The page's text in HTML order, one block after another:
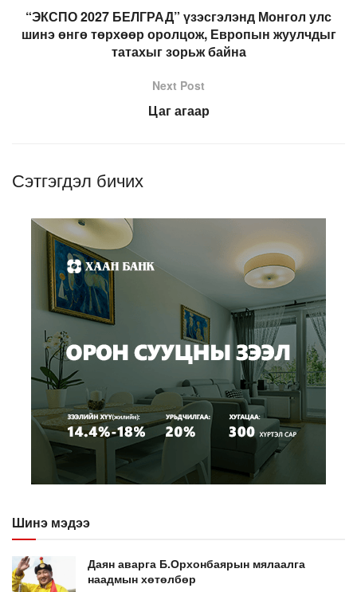
“ЭКСПО 2027 БЕЛГРАД” үзэсгэлэнд Монгол улс
шинэ өнгө төрхөөр оролцож, Европын жуулчдыг
татахыг зорьж байна
Next Post
Цаг агаар
Сэтгэгдэл бичих
Шинэ мэдээ
Даян аварга Б.Орхонбаярын мялаалга
наадмын хөтөлбөр